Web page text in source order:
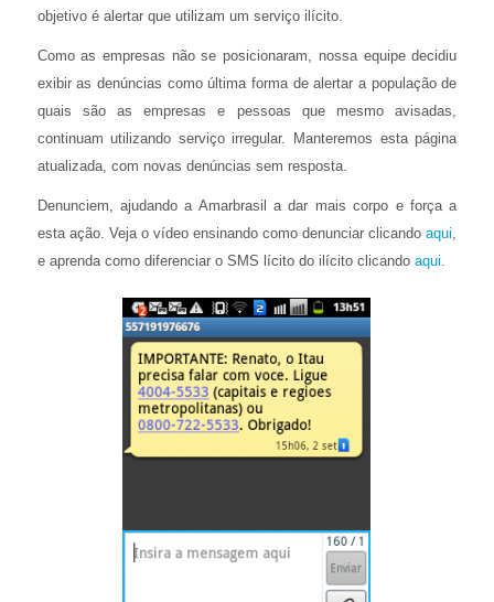
objetivo é alertar que utilizam um serviço ilícito.
Como as empresas não se posicionaram, nossa equipe decidiu
exibir as denúncias como última forma de alertar a população de
quais são as empresas e pessoas que mesmo avisadas,
continuam utilizando serviço irregular. Manteremos esta página
atualizada, com novas denúncias sem resposta.
Denunciem, ajudando a Amarbrasil a dar mais corpo e força a
esta ação. Veja o vídeo ensinando como denunciar clicandoaqui,
e aprenda como diferenciar o SMS lícito do ilícito clicando aqui.